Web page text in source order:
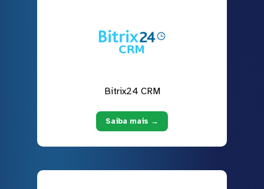
Bitrix24 CRM
Saiba mais →